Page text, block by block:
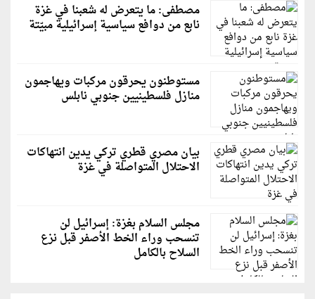
مصطفى: ما يتعرض له شعبنا في غزة
نابع من دوافع سياسية إسرائيلية مبيّتة
مستوطنون يحرقون مركبات ويهاجمون
منازل فلسطينيين جنوبي نابلس
بيان مصري قطري تركي يدين انتهاكات
الاحتلال المتواصلة في غزة
مجلس السلام بغزة: إسرائيل لن
تنسحب وراء الخط الأصفر قبل نزع
السلاح بالكامل